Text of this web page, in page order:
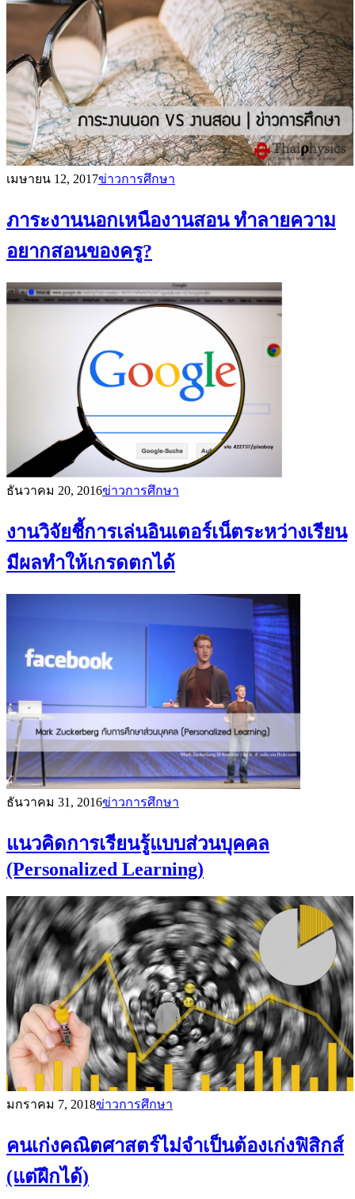
เมษายน 12, 2017ข่าวการศึกษา
ภาระงานนอกเหนืองานสอน ทำลายความ
อยากสอนของครู?
ธันวาคม 20, 2016ข่าวการศึกษา
งานวิจัยชี้การเล่นอินเตอร์เน็ตระหว่างเรียน
มีผลทำให้เกรดตกได้
ธันวาคม 31, 2016ข่าวการศึกษา
แนวคิดการเรียนรู้แบบส่วนบุคคล
(Personalized Learning)
มกราคม 7, 2018ข่าวการศึกษา
คนเก่งคณิตศาสตร์ไม่จำเป็นต้องเก่งฟิสิกส์
(แต่ฝึกได้)